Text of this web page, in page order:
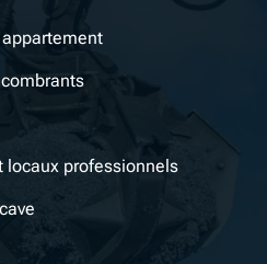
locaux professionnels